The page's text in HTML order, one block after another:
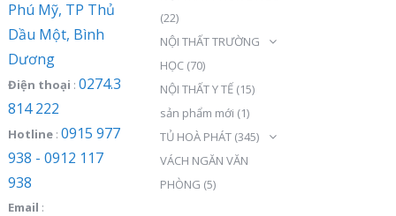
Phú Mỹ, TP Thủ
Dầu Một, Bình
Dương
Điện thoại : 0274.3
814 222
Hotline: 0915 977
938 - 0912 117
938
Email :
(22)
NỘI THẤT TRƯỜNG
HỌC (70)
NỘI THẤT Y TẾ (15)
sản phẩm mới (1)
TỦ HOÀ PHÁT (345)
VÁCH NGĂN VĂN
PHÒNG (5)